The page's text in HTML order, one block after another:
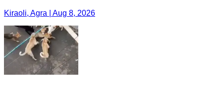
Kiraoli, Agra | Aug 8, 2026